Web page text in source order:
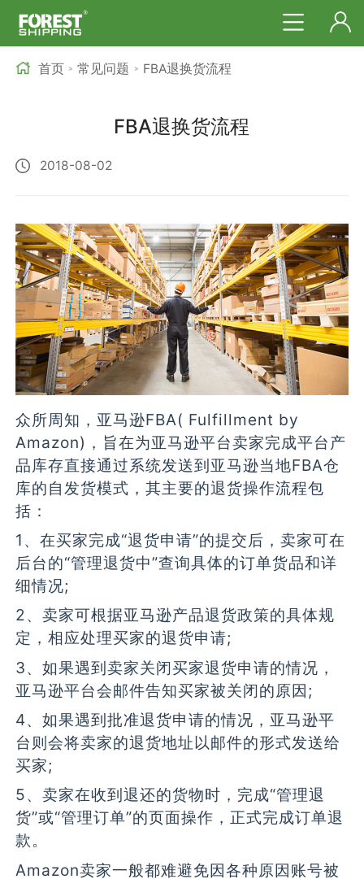
首页 > 常见问题 > FBA退换货流程
FBA退换货流程
2018-08-02
众所周知，亚马逊FBA( Fulfillment by
Amazon)，旨在为亚马逊平台卖家完成平台产
品库存直接通过系统发送到亚马逊当地FBA仓
库的自发货模式，其主要的退货操作流程包
括：
1、在买家完成“退货申请”的提交后，卖家可在
后台的“管理退货中”查询具体的订单货品和详
细情况;
2、卖家可根据亚马逊产品退货政策的具体规
定，相应处理买家的退货申请;
3、如果遇到卖家关闭买家退货申请的情况，
亚马逊平台会邮件告知买家被关闭的原因;
4、如果遇到批准退货申请的情况，亚马逊平
台则会将卖家的退货地址以邮件的形式发送给
买家;
5、卖家在收到退还的货物时，完成“管理退
货”或“管理订单”的页面操作，正式完成订单退
款。
Amazon卖家一般都难避免因各种原因账号被